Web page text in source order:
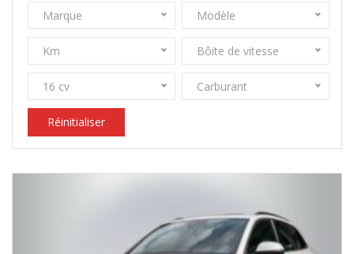
Marque Modèle
Km Bôite de vitesse
16 cv Carburant
Réinitialiser